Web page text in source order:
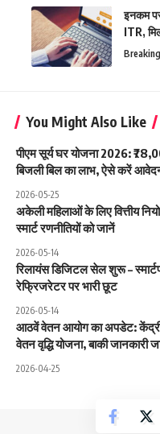
इनकम
ITR,
You Might Also Like
पीएम सूर्य घर योजना 2026:
बिजली बिल का लाभ, ऐसे करें
2026-05-25
अकेली महिलाओं के लिए वित्तीय
स्मार्ट रणनीतियों को जानें
2026-05-14
रिलायंस डिजिटल सेल शुरू –
रेफ्रिजरेटर पर भारी छूट
2026-05-14
आठवें वेतन आयोग का अपडेट:
वेतन वृद्धि योजना, बाकी जानकारी
2026-04-25